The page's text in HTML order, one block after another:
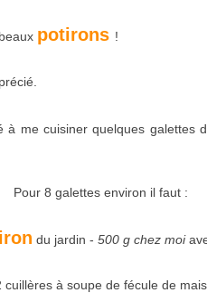
potirons !
à me cuisiner quelques galettes
Pour 8 galettes environ il faut :
du jardin - 500 g chez moi
cuillères à soupe de fécule de mais